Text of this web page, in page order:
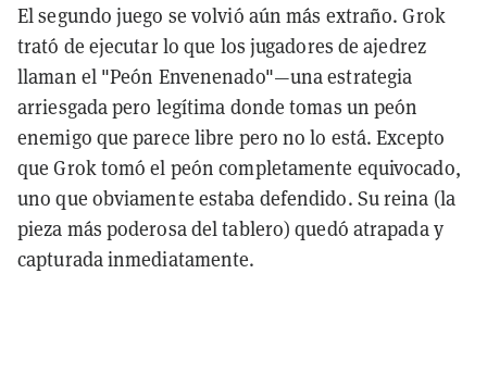
El segundo juego se volvió aún más extraño. Grok
trató de ejecutar lo que los jugadores de ajedrez
llaman el "Peón Envenenado"—una estrategia
arriesgada pero legítima donde tomas un peón
enemigo que parece libre pero no lo está. Excepto
que Grok tomó el peón completamente equivocado,
uno que obviamente estaba defendido. Su reina (la
pieza más poderosa del tablero) quedó atrapada y
capturada inmediatamente.